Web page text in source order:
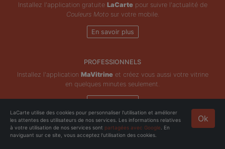
Installez l'application gratuite LaCartepour suivre l'actualité de
Couleurs Motosur votre mobile.
En savoir plus
PROFESSIONNELS
Installez l'application MaVitrineet créez vous aussi votre vitrine
en quelques minutes seulement.
En savoir plus
Copyright © ZeMAP 2026 - Tous droits réservés. Ok
LaCarte utilise des cookies pour personnaliser l'utilisation et améliorer
les attentes des utilisateurs de nos services. Les informations relatives
à votre utilisation de nos services sont partagées avec Google . En
naviguant sur ce site, vous acceptez l'utilisation des cookies.